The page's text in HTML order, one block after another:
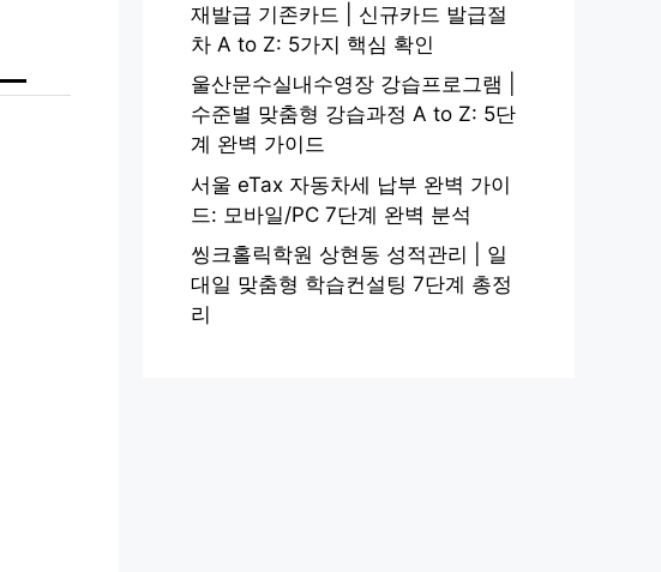
재발급 기존카드 | 신규카드 발급절
차 A to Z: 5가지 핵심 확인
울산문수실내수영장 강습프로그램 |
수준별 맞춤형 강습과정 A to Z: 5단
계 완벽 가이드
서울 eTax 자동차세 납부 완벽 가이
드: 모바일/PC 7단계 완벽 분석
씽크홀릭학원 상현동 성적관리 | 일
대일 맞춤형 학습컨설팅 7단계 총정
리